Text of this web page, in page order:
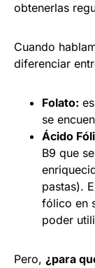
obtenerlas
Cuando
diferenciar
Folato:
se
Ácido
B9 que
pastas).
fólico en
poder
Pero, ¿para